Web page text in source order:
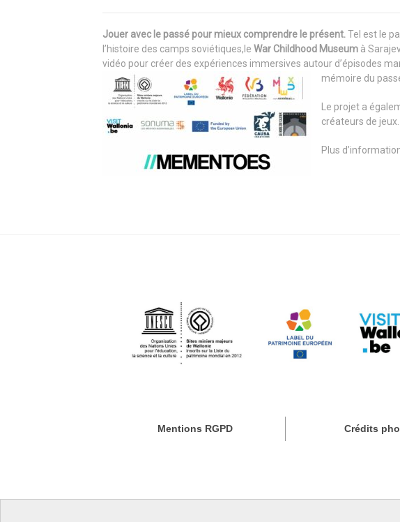
Jouer avec le passé pour mieux comprendre le présent. Tel est le
l’histoire des camps soviétiques,le War Childhood Museum à
vidéo pour créer des expériences immersives autour d’épisodes
mémoire du
Le projet a
créateurs de jeux.
Plus
Mentions RGPD Crédits